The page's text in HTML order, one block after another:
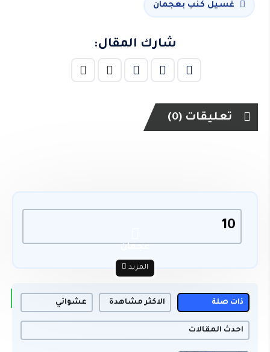
غسيل كنب بعجمان
شارك المقال:
تعليقات (0)
10
المزيد
ذات صلة الاكثر مشاهدة عشوائي
احدث المقالات